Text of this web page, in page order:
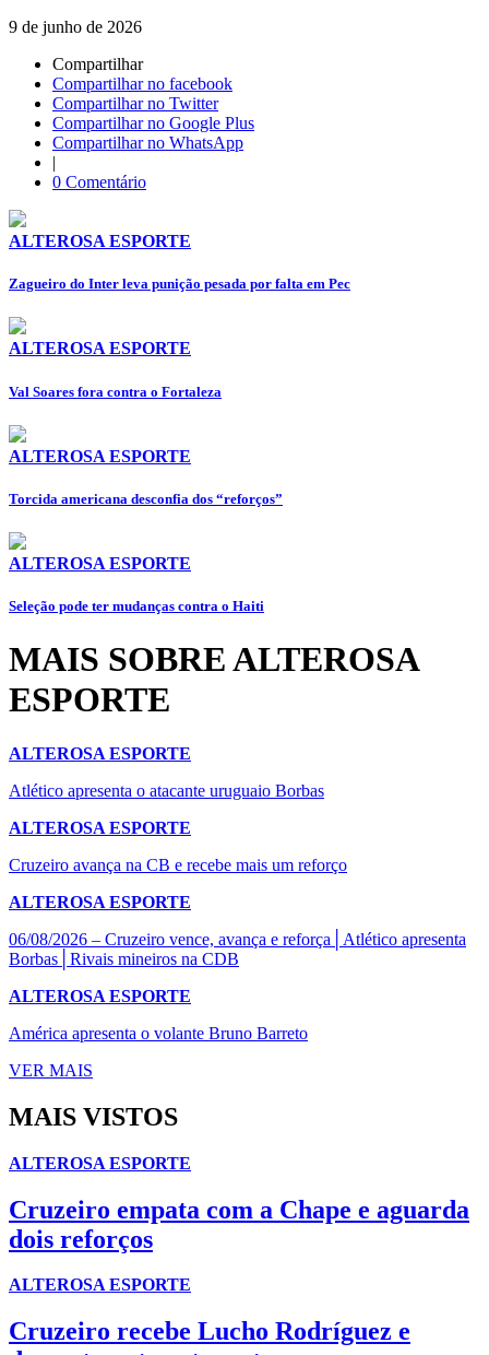
9 de junho de 2026
Compartilhar
Compartilhar no facebook
Compartilhar no Twitter
Compartilhar no Google Plus
Compartilhar no WhatsApp
|
0 Comentário
ALTEROSA ESPORTE
Zagueiro do Inter leva punição pesada por falta em Pec
ALTEROSA ESPORTE
⁠Val Soares fora contra o Fortaleza
ALTEROSA ESPORTE
Torcida americana desconfia dos “reforços”
ALTEROSA ESPORTE
Seleção pode ter mudanças contra o Haiti
MAIS SOBRE ALTEROSA
ESPORTE
ALTEROSA ESPORTE
Atlético apresenta o atacante uruguaio Borbas
ALTEROSA ESPORTE
Cruzeiro avança na CB e recebe mais um reforço
ALTEROSA ESPORTE
06/08/2026 – Cruzeiro vence, avança e reforça│Atlético apresenta
Borbas│Rivais mineiros na CDB
ALTEROSA ESPORTE
América apresenta o volante Bruno Barreto
VER MAIS
MAIS VISTOS
ALTEROSA ESPORTE
Cruzeiro empata com a Chape e aguarda
dois reforços
ALTEROSA ESPORTE
Cruzeiro recebe Lucho Rodríguez e